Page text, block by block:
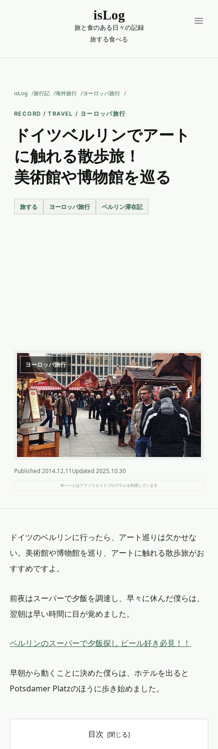
isLog
旅と食のある日々の記録
旅する食べる
isLog 旅行記 海外旅行 ヨーロッパ旅行
RECORD / TRAVEL / ヨーロッパ旅行
ドイツベルリンでアート
に触れる散歩旅！
美術館や博物館を巡る
旅する ヨーロッパ旅行 ベルリン滞在記
ヨーロッパ旅行
Published 2014.12.11 Updated 2025.10.30
本ページはアフィリエイトプログラムを利用しています
ドイツのベルリンに行ったら、アート巡りは欠かせな
い。美術館や博物館を巡り、アートに触れる散歩旅がお
すすめですよ。
前夜はスーパーで夕飯を調達し、早々に休んだ僕らは、
翌朝は早い時間に目が覚めました。
ベルリンのスーパーで夕飯探し ビール好き必見！！
早朝から動くことに決めた僕らは、ホテルを出ると
Potsdamer Platzのほうに歩き始めました。
目次